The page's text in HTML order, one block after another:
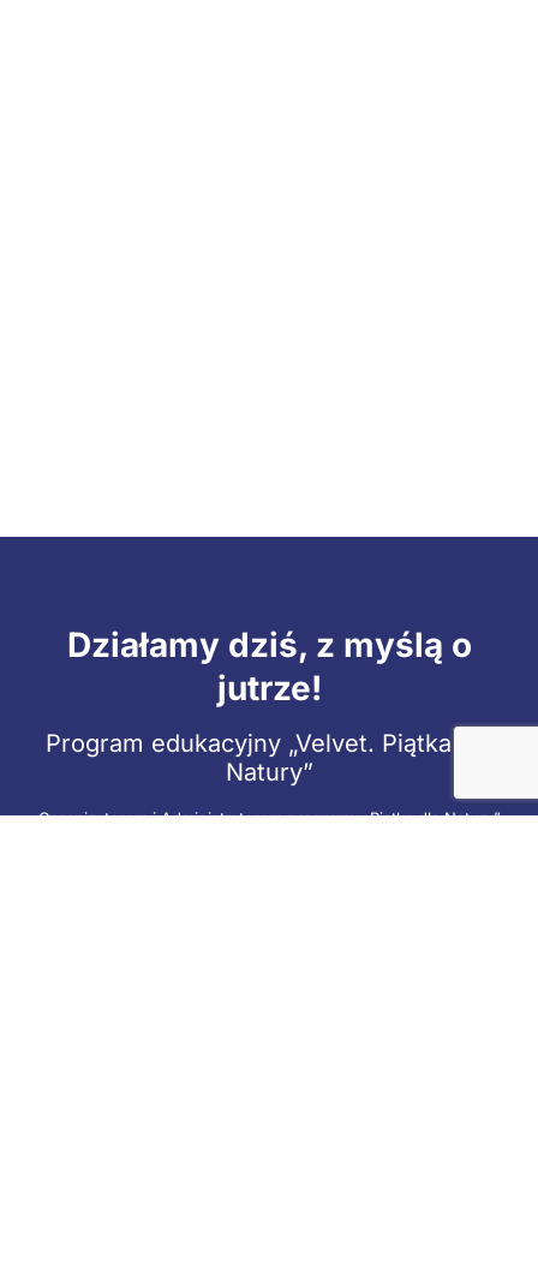
Działamy dziś, z myślą o
jutrze!
Program edukacyjny „Velvet. Piątka dla
Natury”
Organizatorem i Administratorem programu „Piątka dla Natury”